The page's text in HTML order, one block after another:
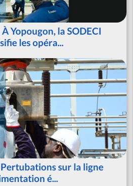
Yopougon, la SODECI
les opéra...
sur la ligne
é...